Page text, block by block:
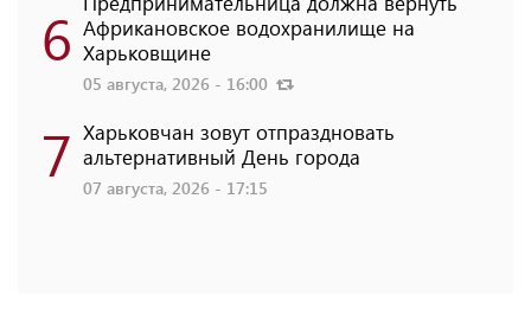
6 Африкановское водохранилище на
Харьковщине
05 августа, 2026 - 16:00
7 Харьковчан зовут отпраздновать
альтернативный День города
07 августа, 2026 - 17:15